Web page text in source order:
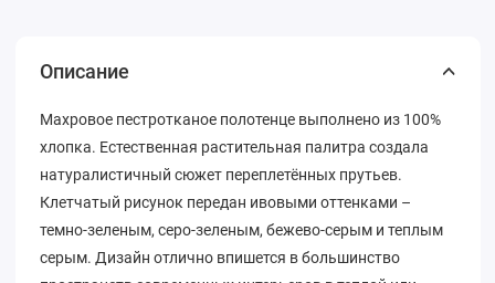
Описание
Махровое пестротканое полотенце выполнено из 100%
хлопка. Естественная растительная палитра создала
натуралистичный сюжет переплетённых прутьев.
Клетчатый рисунок передан ивовыми оттенками –
темно-зеленым, серо-зеленым, бежево-серым и теплым
серым. Дизайн отлично впишется в большинство